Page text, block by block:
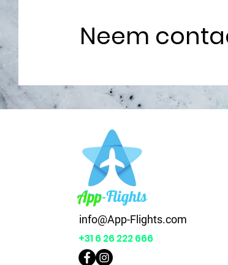
Neem
info@App-Flights.com
+31 6 26 222 666